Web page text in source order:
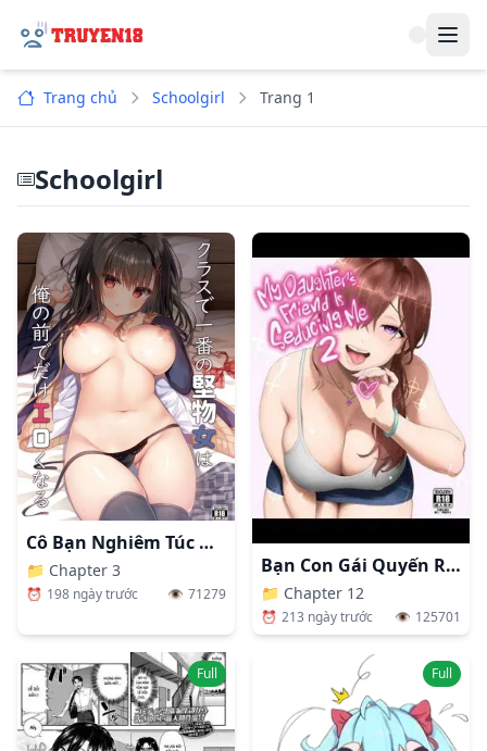
Trang chủ Schoolgirl Trang 1
Schoolgirl
Cô Bạn Nghiêm Túc Nhất Lớp Lại Lộ Ra Vẻ Mặt Dâm Đãng Trước Mặt Tôi.
📁 Chapter 3
⏰ 198 ngày trước 👁️ 71279
Bạn Con Gái Quyến Rũ Tôi
📁 Chapter 12
⏰ 213 ngày trước 👁️ 125701
Full Full